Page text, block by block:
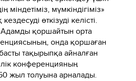
міндетіміз, мүмкіндігіміз»
өткізуді келісті.
қоршайтын орта
онда қоршаған
тақырыпқа айналған
конференцияның
жыл толуына арналады.